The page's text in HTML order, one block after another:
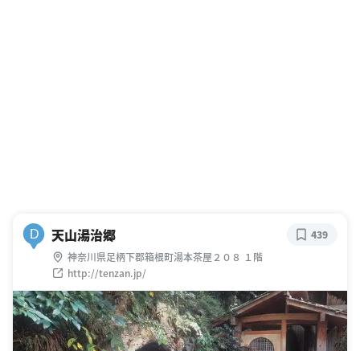
D 天山湯治郷
神奈川県足柄下郡箱根町湯本茶屋２０８ １階
http://tenzan.jp/
439